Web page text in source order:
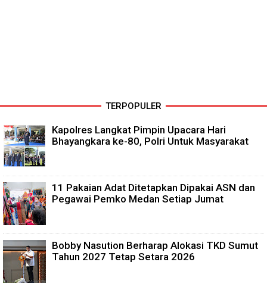
TERPOPULER
Kapolres Langkat Pimpin Upacara Hari
Bhayangkara ke-80, Polri Untuk Masyarakat
11 Pakaian Adat Ditetapkan Dipakai ASN dan
Pegawai Pemko Medan Setiap Jumat
Bobby Nasution Berharap Alokasi TKD Sumut
Tahun 2027 Tetap Setara 2026